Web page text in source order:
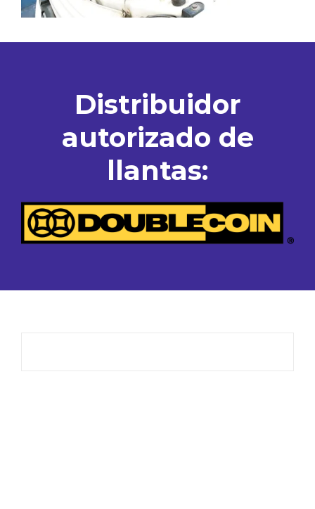
Distribuidor
autorizado de
llantas: